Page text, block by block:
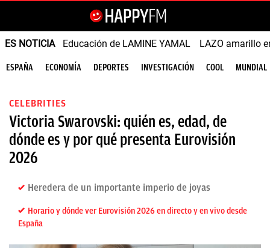
ES NOTICIA Educación de LAMINE YAMAL LAZO amarillo
ESPAÑA ECONOMÍA DEPORTES INVESTIGACIÓN COOL MUNDIAL
CELEBRITIES
Victoria Swarovski: quién es, edad, de
dónde es y por qué presenta Eurovisión
2026
Heredera de un importante imperio de joyas
Horario y dónde ver Eurovisión 2026 en directo y en vivo desde
España